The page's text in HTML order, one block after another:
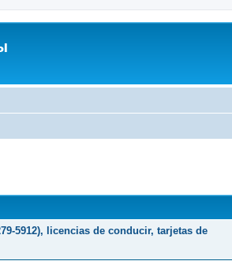
5912), licencias de conducir, tarjetas de